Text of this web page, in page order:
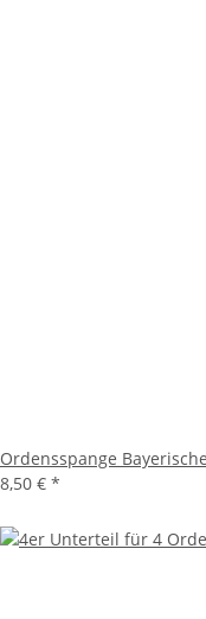
Ordensspange
8,50 € *